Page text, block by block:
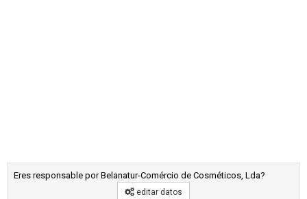
Eres responsable por Belanatur-Comércio de Cosméticos, Lda?
editar datos